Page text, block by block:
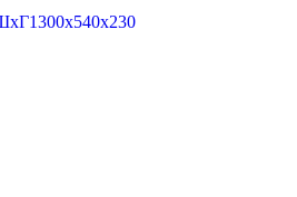
1300х540х230